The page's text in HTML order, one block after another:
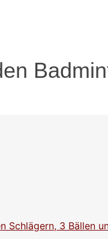
Schlägern, 3 Bällen